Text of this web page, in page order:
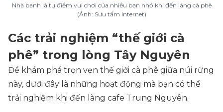
Nhà banh là tụ điểm vui chơi của nhiều bạn nhỏ khi đến làng cà phê
(Ảnh: Sưu tầm internet)
Các trải nghiệm “thế giới cà
phê” trong lòng Tây Nguyên
Để khám phá trọn vẹn thế giới cà phê giữa núi rừng
này, dưới đây là những hoạt động mà bạn có thể
trải nghiệm khi đến làng cafe Trung Nguyên.